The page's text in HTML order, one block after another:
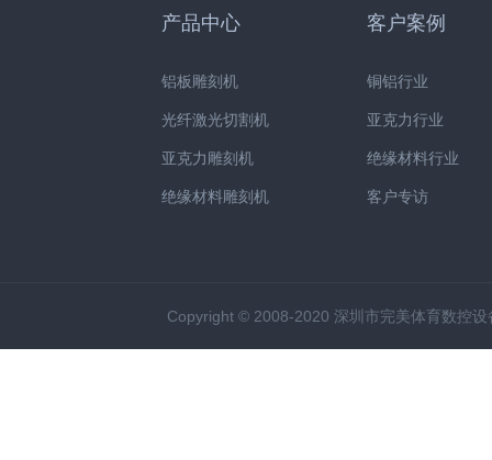
产品中心
铝板雕刻机
光纤激光切割机
亚克力雕刻机
绝缘材料雕刻机
客户案例
铜铝行业
亚克力行业
绝缘材料行业
客户专访
Copyright © 2008-2020 深圳市完美体育数控设